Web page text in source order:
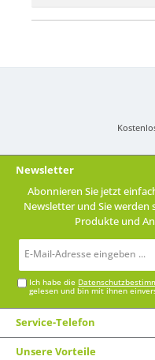
Newsletter
Abonnieren Sie jetzt
Newsletter und Sie werden
Produkte und
Ich habe die
gelesen und bin mit ihnen
Service-Telefon
Unsere Vorteile